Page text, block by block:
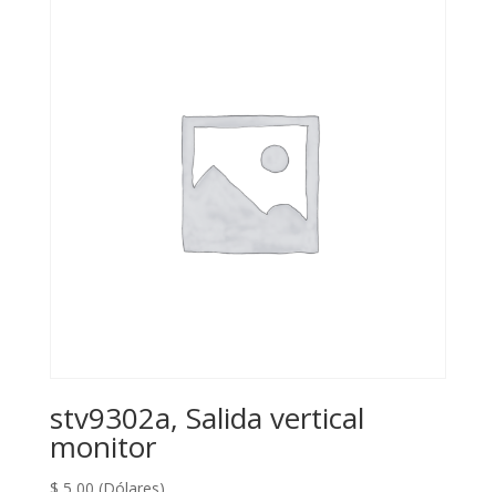
stv9302a, Salida vertical
monitor